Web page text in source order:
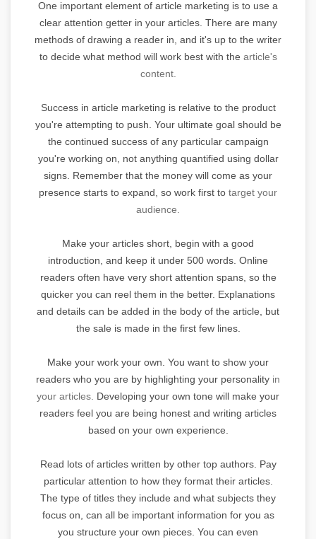
One important element of article marketing is to use a
clear attention getter in your articles. There are many
methods of drawing a reader in, and it's up to the writer
to decide what method will work best with the article's
content.
Success in article marketing is relative to the product
you're attempting to push. Your ultimate goal should be
the continued success of any particular campaign
you're working on, not anything quantified using dollar
signs. Remember that the money will come as your
presence starts to expand, so work first to target your
audience.
Make your articles short, begin with a good
introduction, and keep it under 500 words. Online
readers often have very short attention spans, so the
quicker you can reel them in the better. Explanations
and details can be added in the body of the article, but
the sale is made in the first few lines.
Make your work your own. You want to show your
readers who you are by highlighting your personality in
your articles. Developing your own tone will make your
readers feel you are being honest and writing articles
based on your own experience.
Read lots of articles written by other top authors. Pay
particular attention to how they format their articles.
The type of titles they include and what subjects they
focus on, can all be important information for you as
you structure your own pieces. You can even